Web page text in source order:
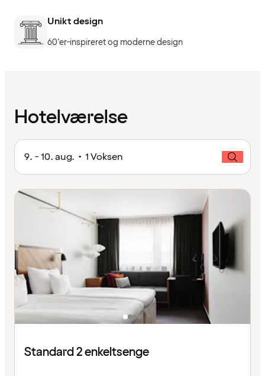
Unikt design
60'er-inspireret og moderne design
Hotelværelse
9. - 10. aug. • 1 Voksen
Standard 2 enkeltsenge